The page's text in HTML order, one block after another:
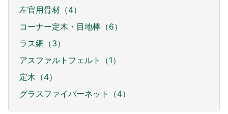
左官用骨材（4）
コーナー定木・目地棒（6）
ラス網（3）
アスファルトフェルト（1）
定木（4）
グラスファイバーネット（4）